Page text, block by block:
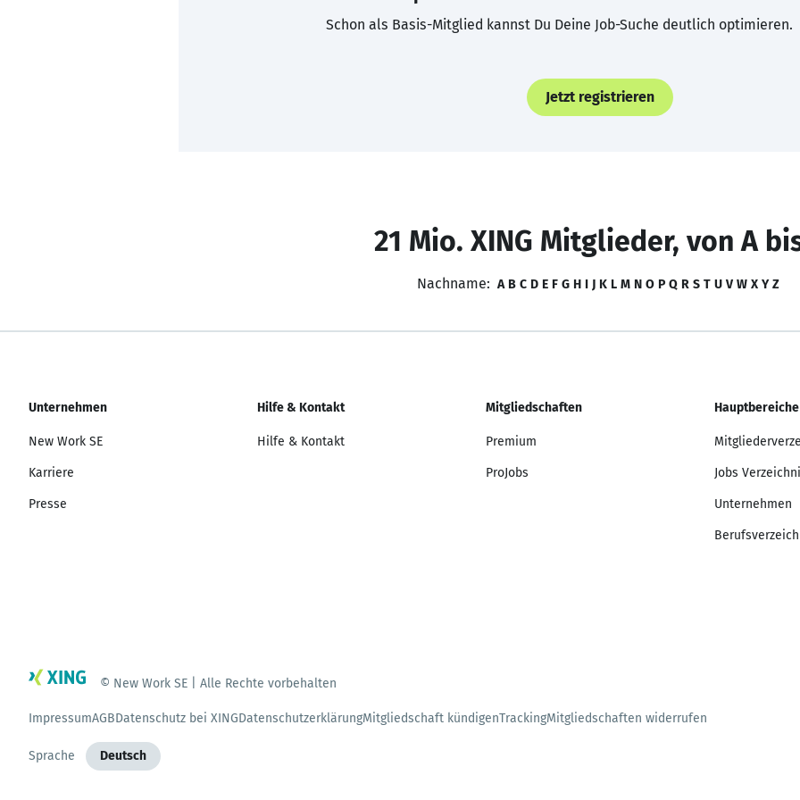
Schon als Basis-Mitglied kannst Du Deine Job-Suche deutlich optimieren.
Jetzt registrieren
21 Mio. XING Mitglieder, von A
Nachname: A B C D E F G H I J K L M N O P Q R S T U V W X Y Z
Unternehmen
New Work SE
Karriere
Presse
Hilfe & Kontakt
Hilfe & Kontakt
Mitgliedschaften
Premium
ProJobs
Hauptbereiche
Jobs
Unternehmen
© New Work SE | Alle Rechte vorbehalten
ImpressumAGBDatenschutz bei XINGDatenschutzerklärungMitgliedschaft kündigenTrackingMitgliedschaften widerrufen
Sprache Deutsch